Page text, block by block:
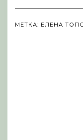
МЕТКА: ЕЛЕНА